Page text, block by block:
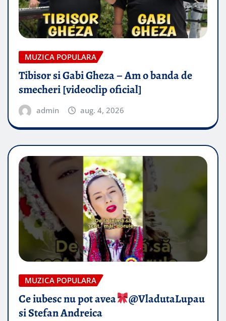
MUZICA POPULARA
Tibisor si Gabi Gheza – Am o banda de
smecheri [videoclip oficial]
admin aug. 4, 2026
MUZICA POPULARA
Ce iubesc nu pot avea
​@VladutaLupau
si Stefan Andreica